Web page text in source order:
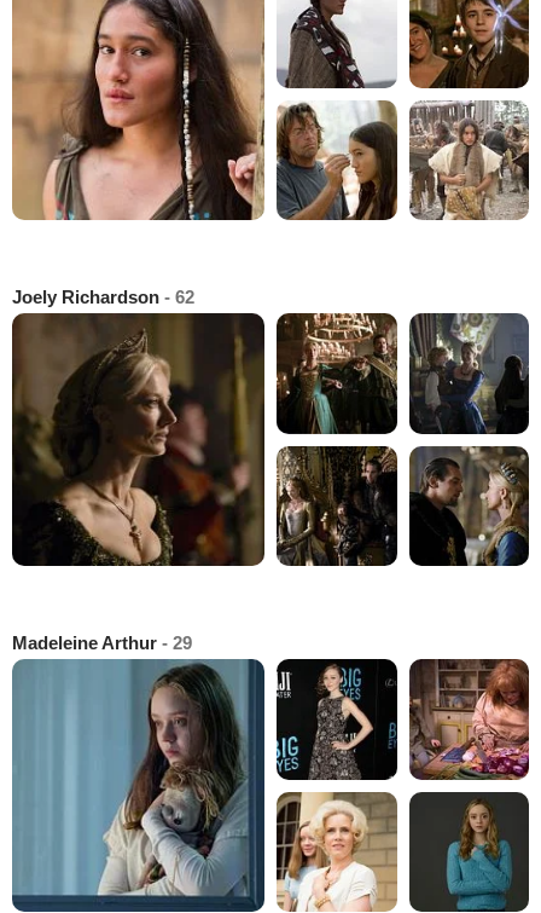
Joely Richardson - 62
Madeleine Arthur - 29